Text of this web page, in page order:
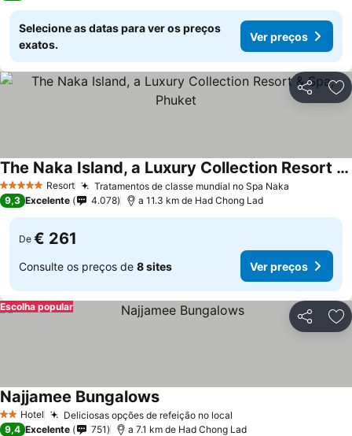
Selecione as datas para ver os preços
exatos.
Ver preços
Partilhar
5 Estrelas Resort Tratamentos de classe mundial no Spa Naka
The Naka Island, a Luxury Collection Resort & Spa, Phuket
Ver preços
9,3 Excelente 4.078 a 11.3 km de Had Chong Lad
De € 261
Consulte os preços de 8 sites Ver preços
Partilhar
Escolha popular
2 Estrelas
Hotel Deliciosas opções de refeição no local
Najjamee BungalowsVer preços
9,4 Excelente 751 a 7.1 km de Had Chong Lad